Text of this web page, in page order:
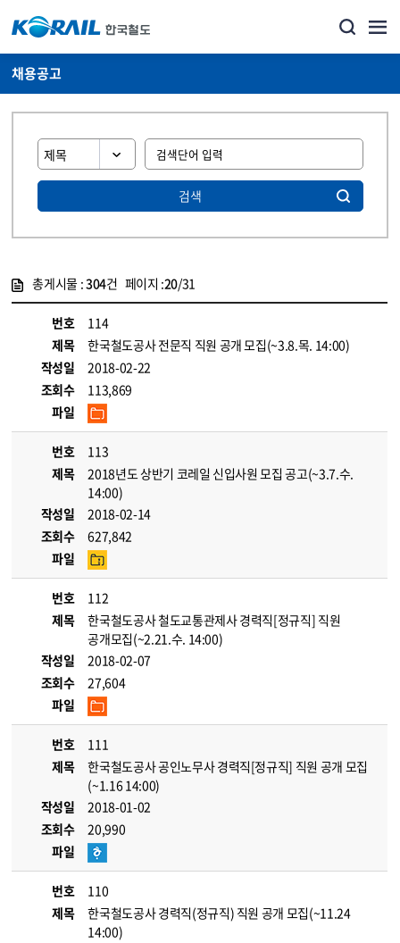
채용공고
검색
총게시물 :304건 페이지 :20/31
번호
114
제목
한국철도공사 전문직 직원 공개 모집(~3.8.목. 14:00)
작성일
2018-02-22
조회수
113,869
파일
번호
113
제목
2018년도 상반기 코레일 신입사원 모집 공고(~3.7.수.
14:00)
작성일
2018-02-14
조회수
627,842
파일
번호
112
제목
한국철도공사 철도교통관제사 경력직[정규직] 직원
공개모집(~2.21.수. 14:00)
작성일
2018-02-07
조회수
27,604
파일
번호
111
제목
한국철도공사 공인노무사 경력직[정규직] 직원 공개 모집
(~1.16 14:00)
작성일
2018-01-02
조회수
20,990
파일
번호
110
제목
한국철도공사 경력직(정규직) 직원 공개 모집(~11.24
14:00)